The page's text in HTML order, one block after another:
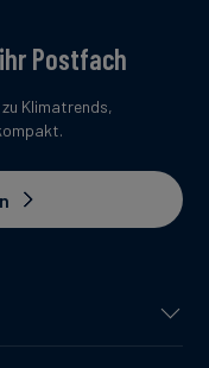
Postfach
Klimatrends,